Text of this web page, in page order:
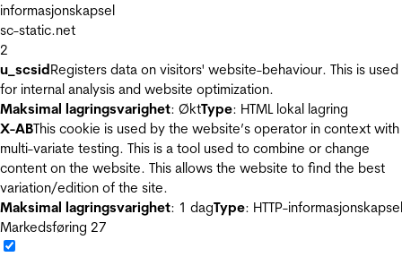
informasjonskapsel
sc-static.net
2
u_scsidRegisters data on visitors' website-behaviour. This is used
for internal analysis and website optimization.
Maksimal lagringsvarighet: ØktType: HTML lokal lagring
X-ABThis cookie is used by the website’s operator in context with
multi-variate testing. This is a tool used to combine or change
content on the website. This allows the website to find the best
variation/edition of the site.
Maksimal lagringsvarighet: 1 dagType: HTTP-informasjonskapsel
Markedsføring 27